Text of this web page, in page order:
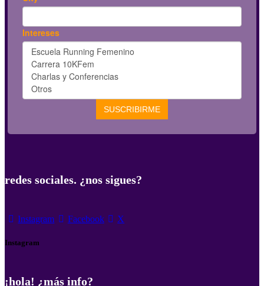
redes sociales. ¿nos sigues?
Instagram Facebook X
Instagram
¡hola! ¿más info?